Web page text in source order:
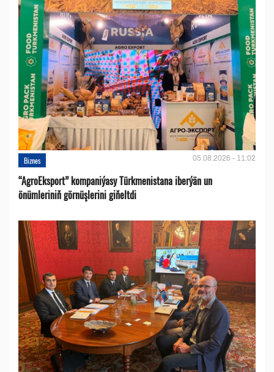
Biznes 05.08.2026 - 11:02
“AgroEksport” kompaniýasy Türkmenistana iberýän un
önümleriniň görnüşlerini giňeltdi